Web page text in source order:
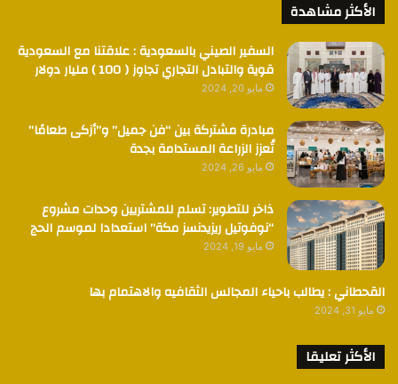
الأكثر مشاهدة
السفير الصيني بالسعودية : علاقتنا مع السعودية
قوية والتبادل التجاري تجاوز ( 100 ) مليار دولار
مايو 20, 2024
مبادرة مشتركة بين “فن جميل” و”أزكى طعامًا”
تُعزز الزراعة المستدامة بجدة
مايو 26, 2024
ذاخر للتطوير: تسلم للمشتريين وحدات مشروع
“نوفوتيل ريزيدنسز مكة” استعدادا لموسم الحج
مايو 19, 2024
القحطاني : يطالب باحياء المجالس الثقافيه والاهتمام بها
مايو 31, 2024
الأكثر تعليقا